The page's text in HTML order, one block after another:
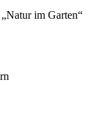
im Garten“